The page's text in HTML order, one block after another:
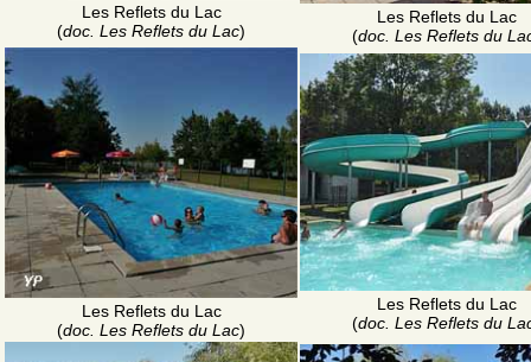
Les Reflets du Lac
(doc. Les Reflets du Lac)
Les Reflets du Lac
(doc. Les Reflets du
Les Reflets du Lac
(doc. Les Reflets du Lac)
Les Reflets du Lac
(doc. Les Reflets du